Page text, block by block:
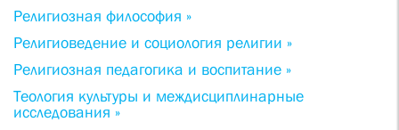
Религиозная философия »
Религиоведение и социология религии »
Религиозная педагогика и воспитание »
Теология культуры и междисциплинарные
исследования »